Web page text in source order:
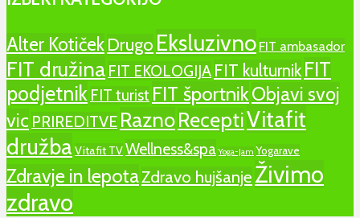
Alter KotičekDrugo Eksluzivno FIT ambasador
FIT družina FIT EKOLOGIJA FIT kulturnikFIT
podjetnik FIT turist FIT športnikObjavi svoj
vic PRIREDITVE RaznoReceptiVitafit
družba Vitafit TVWellness&spa Yoga-Jam Yogarave
Zdravje in lepotaZdravo hujšanjeŽivimo
zdravo